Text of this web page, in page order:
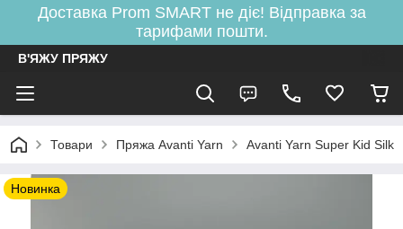
Доставка Prom SMART не діє! Відправка за
тарифами пошти.
В'ЯЖУ ПРЯЖУ
Товари Пряжа Avanti Yarn Avanti Yarn Super Kid Silk
Новинка